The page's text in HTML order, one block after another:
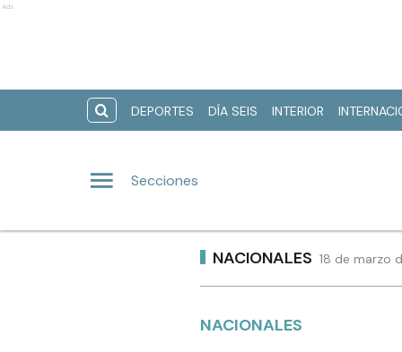
Ads
DEPORTES DÍA SEIS INTERIOR
Secciones
NACIONALES 18 de marzo
NACIONALES